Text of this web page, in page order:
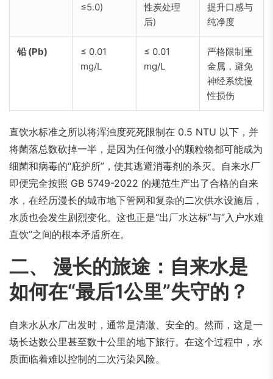
≤5.0)
性炭处理
后)
提升口感与
纯净度
铅 (Pb)
≤ 0.01
mg/L
≤ 0.01
mg/L
严格限制重
金属，避免
神经系统慢
性损伤
直饮水标准之所以将浑浊度死死限制在 0.5 NTU 以下，并
将菌落总数砍掉一半，是因为任何微小的颗粒物都可能成为
细菌和病毒的“庇护所”，使其逃避消毒剂的杀灭。自来水厂
即便完全按照 GB 5749-2022 的规范生产出了合格的自来
水，在经历漫长的城市地下管网和复杂的二次供水设施后，
水质也会发生剧烈变化。这也正是“出厂水达标”与“入户水难
直饮”之间的根本矛盾所在。
二、 漫长的旅途：自来水是
如何在“最后1公里”失守的？
自来水从水厂出发时，通常是清澈、安全的。然而，这是一
场长达数公里甚至数十公里的地下旅行。在这个过程中，水
质面临着难以控制的二次污染风险。